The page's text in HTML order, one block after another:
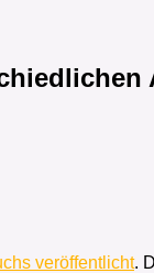
veröffentlicht.